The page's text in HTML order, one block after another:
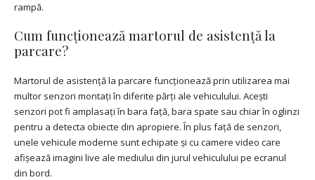
rampă.
Cum funcționează martorul de asistență la
parcare?
Martorul de asistență la parcare funcționează prin utilizarea mai
multor senzori montați în diferite părți ale vehiculului. Acești
senzori pot fi amplasați în bara față, bara spate sau chiar în oglinzi
pentru a detecta obiecte din apropiere. În plus față de senzori,
unele vehicule moderne sunt echipate și cu camere video care
afișează imagini live ale mediului din jurul vehiculului pe ecranul
din bord.